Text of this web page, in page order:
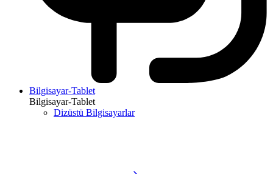
Bilgisayar-Tablet
Bilgisayar-Tablet
Dizüstü Bilgisayarlar